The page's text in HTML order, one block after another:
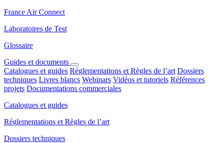
France Air Connect
Laboratoires de Test
Glossaire
Guides et documents
Catalogues et guides Réglementations et Règles de l’art Dossiers
techniques Livres blancs Webinars Vidéos et tutoriels Références
projets Documentations commerciales
Catalogues et guides
Réglementations et Règles de l’art
Dossiers techniques